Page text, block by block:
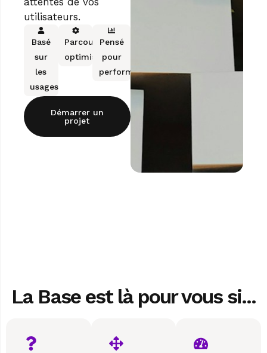
utilisateurs.
Basé
sur
les
usages
Parcours
optimisés
Pensé
pour
performer
Démarrer un
projet
La Base est là pour vous si...